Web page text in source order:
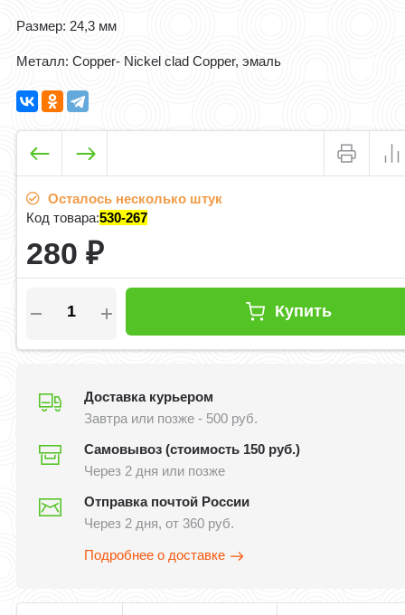
Размер: 24,3 мм
Металл: Copper- Nickel clad Copper, эмаль
Осталось несколько штук
Код товара:530-267
280₽
Купить
Доставка курьером
Завтра или позже - 500 руб.
Самовывоз (стоимость 150 руб.)
Через 2 дня или позже
Отправка почтой России
Через 2 дня, от 360 руб.
Подробнее о доставке